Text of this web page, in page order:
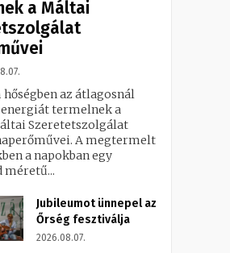
a Máltai
az átlagosnál
termelnek a
Szeretetszolgálat
A megtermelt
a napokban egy
méretű...
Jubileumot ünnepel az
Őrség fesztiválja
2026.08.07.